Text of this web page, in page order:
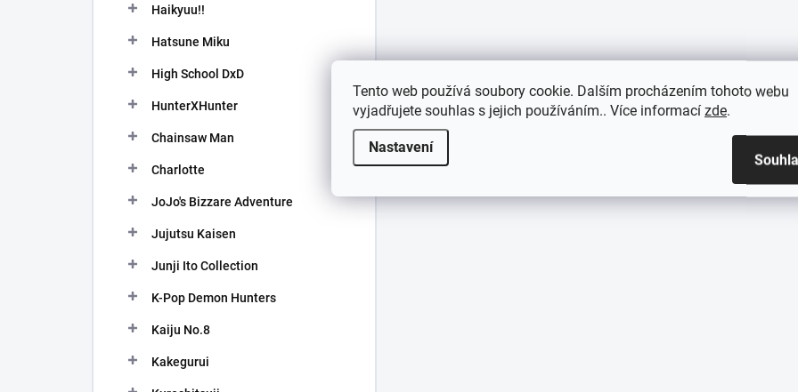
Tento web používá soubory cookie. Dalším procházením tohoto webu
vyjadřujete souhlas s jejich používáním.. Více informací zde.
Nastavení
Haikyuu!!
Hatsune Miku
High School DxD
HunterXHunter
Chainsaw Man
Charlotte
JoJo's Bizzare Adventure
Jujutsu Kaisen
Junji Ito Collection
K-Pop Demon Hunters
Kaiju No.8
Kakegurui